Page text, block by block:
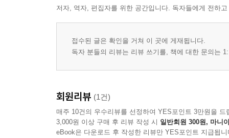
저자, 역자, 편집자를 위한 공간입니다. 독자들에게 전하
접수된 글은 확인을 거쳐 이 곳에 게재됩니다.
독자 분들의 리뷰는 리뷰 쓰기를, 책에 대한 문의는
회원리뷰 (1건)
매주 10건의 우수리뷰를 선정하여 YES포인트 3만원을 드
3,000원 이상 구매 후 리뷰 작성 시 일반회원 300원, 마니
eBook은 다운로드 후 작성한 리뷰만 YES포인트 지급됩니